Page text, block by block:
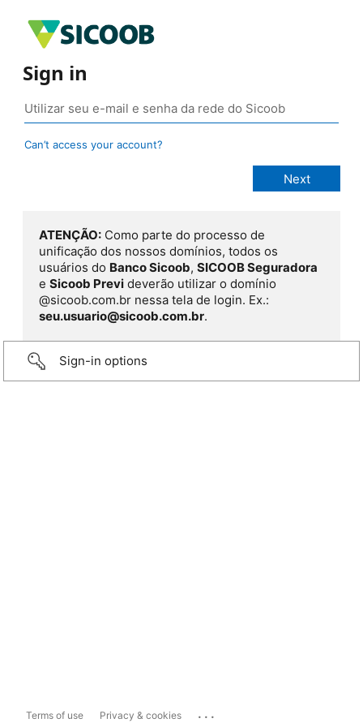
Sign in
Can’t access your account?
ATENÇÃO: Como parte do processo de
unificação dos nossos domínios, todos os
usuários do Banco Sicoob, SICOOB Seguradora
e Sicoob Previ deverão utilizar o domínio
@sicoob.com.br nessa tela de login. Ex.:
seu.usuario@sicoob.com.br.
Sign-in options
Terms of use Privacy & cookies ...